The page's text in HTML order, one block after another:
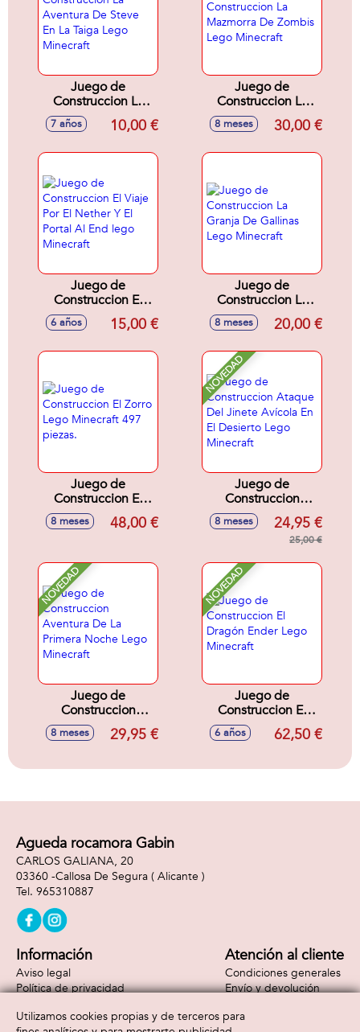
Juego de
Construccion La
Aventura De Steve
En La Taiga Lego
7 años 10,00 €
Juego de
Construccion La
Mazmorra De
Zombis Lego
8 meses 30,00 €
Juego de
Construccion El
Viaje Por El Nether
Y El Portal Al End
6 años 15,00 €
Juego de
Construccion La
Granja De Gallinas
Lego Minecraft
8 meses 20,00 €
Juego de
Construccion El
Zorro Lego
Minecraft 497
8 meses 48,00 €
NOVEDAD
Juego de
Construccion
Ataque Del Jinete
Avícola En El
Desierto Lego
8 meses 24,95 €
25,00 €
NOVEDAD
Juego de
Construccion
Aventura De La
Primera Noche
8 meses 29,95 €
NOVEDAD
Juego de
Construccion El
Dragón Ender Lego
Minecraft
6 años 62,50 €
Agueda rocamora Gabin
CARLOS GALIANA, 20
03360 -Callosa De Segura ( Alicante )
965310887
Información
Aviso legal
Política de privacidad
Atención al cliente
Condiciones generales
Envío y devolución
Formas de pago
Utilizamos cookies propias y de terceros para